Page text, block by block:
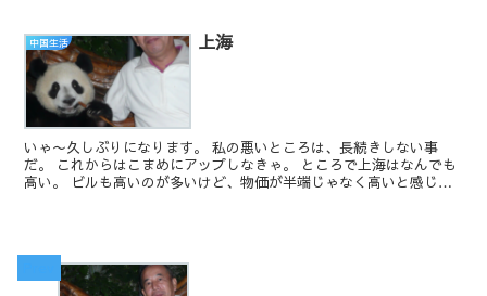
中国生活 上海
いゃ〜久しぶりになります。 私の悪いところは、長続きしない事
だ。 これからはこまめにアップしなきゃ。 ところで上海はなんでも
高い。 ビルも高いのが多いけど、物価が半端じゃなく高いと感じ